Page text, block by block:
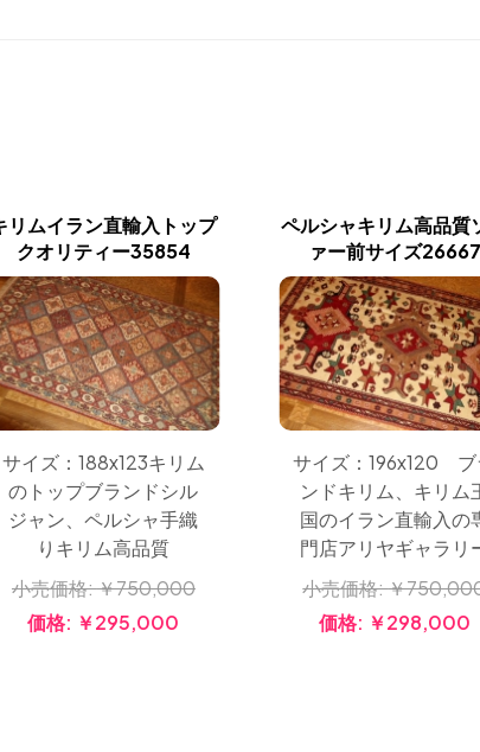
リムイラン直輸入トップ
クオリティー35854
サイズ：188x123キリム
のトップブランドシル
ジャン、ペルシャ手織
りキリム高品質
小売価格:￥750,000
価格: ￥295,000
ペルシャキリム高品質
ァー前サイズ26667
サイズ：196x120 ブ
ンドキリム、キリム
国のイラン直輸入の
門店アリヤギャラリ
小売価格:￥
価格: ￥298,000